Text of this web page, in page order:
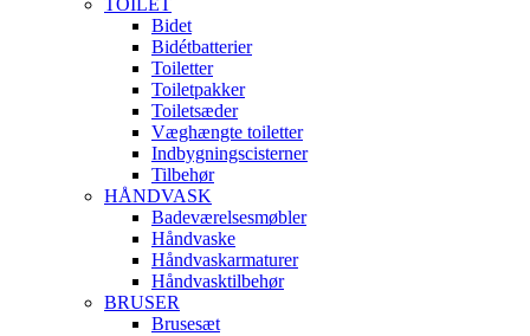
TOILET
Bidet
Bidétbatterier
Toiletter
Toiletpakker
Toiletsæder
Væghængte toiletter
Indbygningscisterner
Tilbehør
HÅNDVASK
Badeværelsesmøbler
Håndvaske
Håndvaskarmaturer
Håndvasktilbehør
BRUSER
Brusesæt